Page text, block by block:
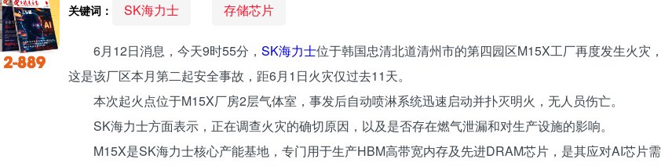
关键词： SK海力士 存储芯片
6月12日消息，今天9时55分， SK海力士位于韩国忠清北道清州市的第四园区M15X工厂再度发生火灾，
这是该厂区本月第二起安全事故，距6月1日火灾仅过去11天。
本次起火点位于M15X厂房2层气体室，事发后自动喷淋系统迅速启动并扑灭明火，无人员伤亡。
SK海力士方面表示，正在调查火灾的确切原因，以及是否存在燃气泄漏和对生产设施的影响。
M15X是SK海力士核心产能基地，专门用于生产HBM高带宽内存及先进DRAM芯片，是其应对AI芯片需